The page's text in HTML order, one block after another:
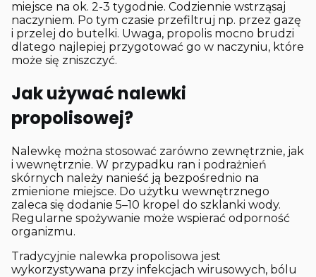
miejsce na ok. 2-3 tygodnie. Codziennie wstrząsaj
naczyniem. Po tym czasie przefiltruj np. przez gazę
i przelej do butelki. Uwaga, propolis mocno brudzi
dlatego najlepiej przygotować go w naczyniu, które
może się zniszczyć.
Jak używać nalewki
propolisowej?
Nalewkę można stosować zarówno zewnętrznie, jak
i wewnętrznie. W przypadku ran i podrażnień
skórnych należy nanieść ją bezpośrednio na
zmienione miejsce. Do użytku wewnętrznego
zaleca się dodanie 5–10 kropel do szklanki wody.
Regularne spożywanie może wspierać odporność
organizmu.
Tradycyjnie nalewka propolisowa jest
wykorzystywana przy infekcjach wirusowych, bólu